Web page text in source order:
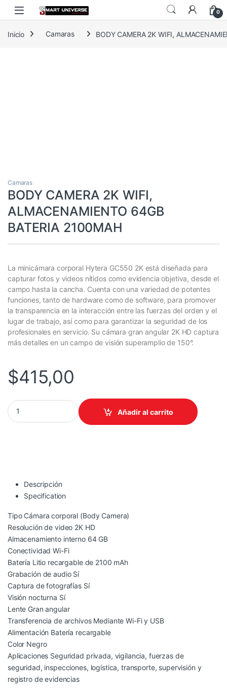
Skip to navigation
Skip to content
0
Inicio Camaras BODY CAMERA 2K WIFI,
Camaras
BODY CAMERA 2K WIFI,
ALMACENAMIENTO 64GB
BATERIA 2100MAH
La minicámara corporal Hytera GC550 2K está diseñada para
capturar fotos y videos nítidos como evidencia objetiva, desde el
campo hasta la cancha. Cuenta con una variedad de potentes
funciones, tanto de hardware como de software, para promover
la transparencia en la interacción entre las fuerzas del orden y el
lugar de trabajo, así como para garantizar la seguridad de los
profesionales en servicio. Su cámara gran angular 2K HD captura
más detalles en un campo de visión superamplio de 150°.
$415,00
BODY CAMERA 2K WIFI, ALMACENAMIENTO 64GB BATERIA
Añadir al carrito
Descripción
Specification
Tipo Cámara corporal (Body Camera)
Resolución de video 2K HD
Almacenamiento interno 64 GB
Conectividad Wi-Fi
Batería Litio recargable de 2100 mAh
Grabación de audio Sí
Captura de fotografías Sí
Visión nocturna Sí
Lente Gran angular
Transferencia de archivos Mediante Wi-Fi y USB
Alimentación Batería recargable
Color Negro
Aplicaciones Seguridad privada, vigilancia, fuerzas de
seguridad, inspecciones, logística, transporte, supervisión y
registro de evidencias